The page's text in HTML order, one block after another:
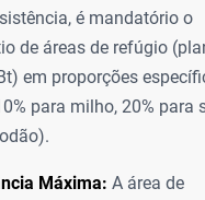
é mandatório o
de áreas de refúgio
em proporções
para milho, 20% para
Máxima: A área de